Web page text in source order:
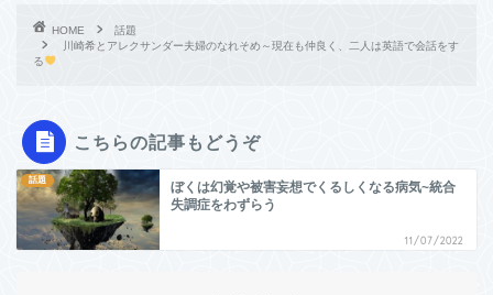
HOME
話題
川崎希とアレクサンダー夫婦のなれそめ～現在も仲良く、二人は英語で会話をす
る
こちらの記事もどうぞ
話題
ぼくは幻覚や被害妄想でくるしくなる病気~統合
失調症をわずらう
11/07/2022